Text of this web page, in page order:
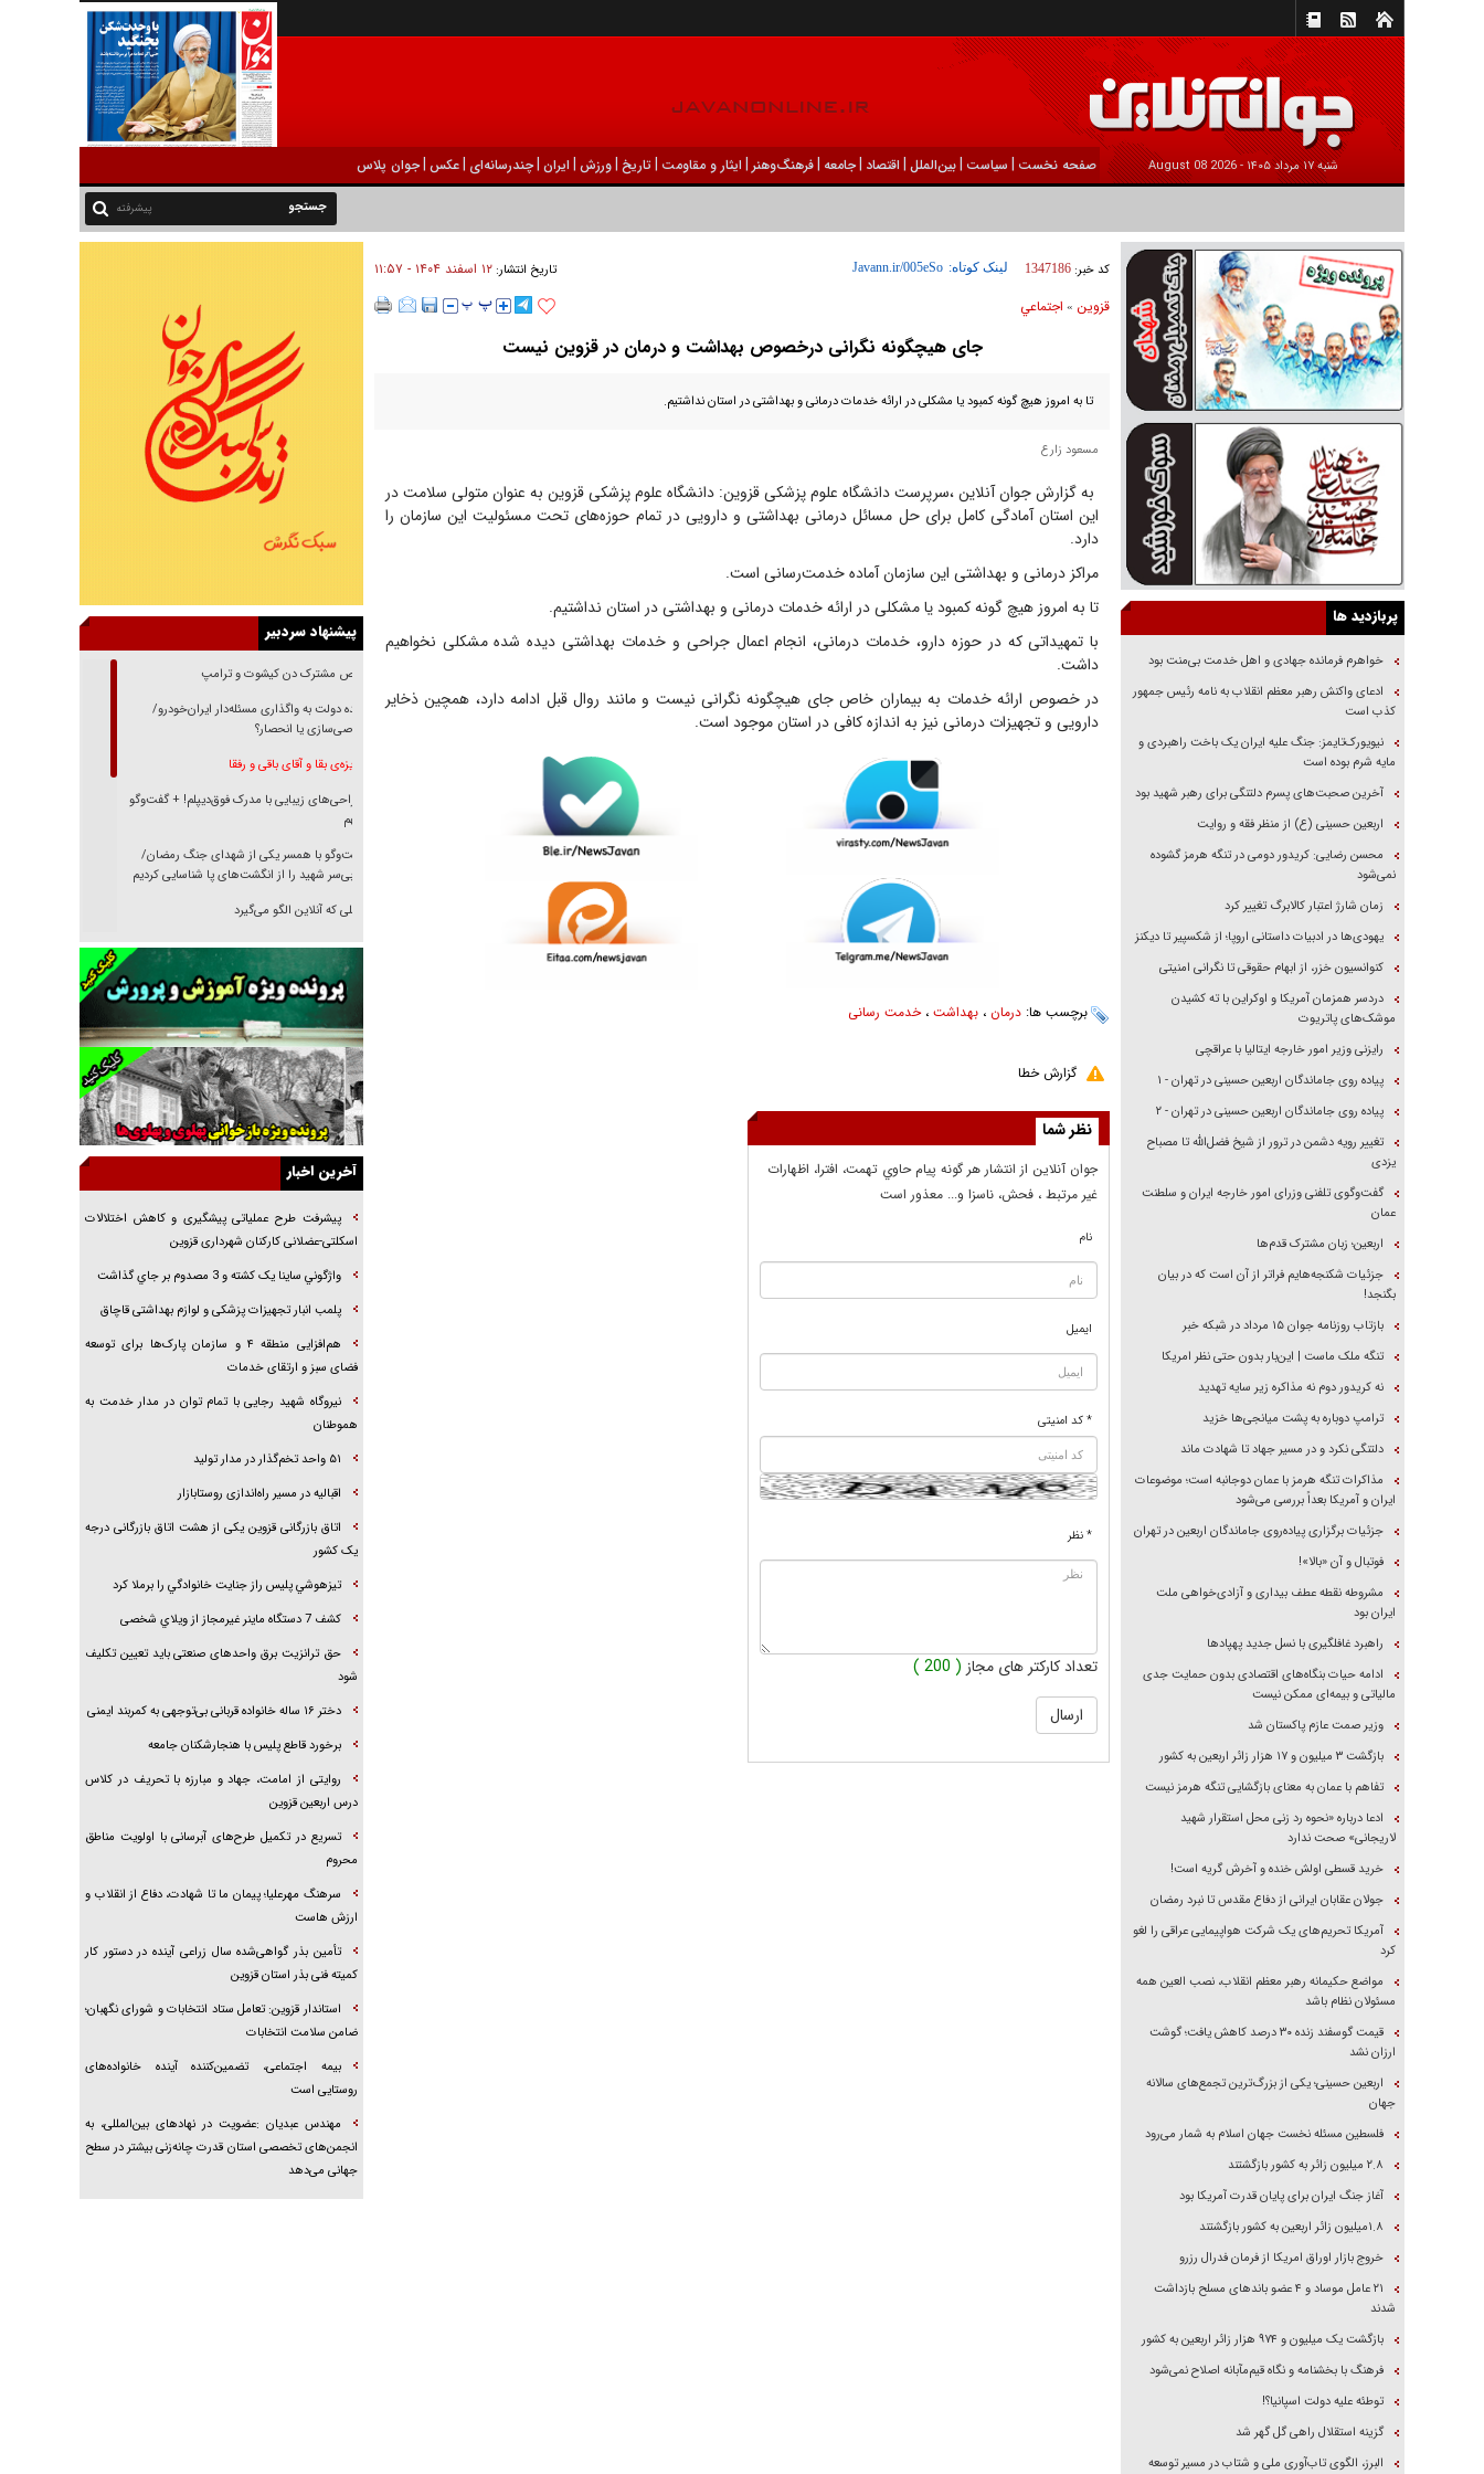
شنبه ۱۷ مرداد ۱۴۰۵ - 2026 August 08 صفحه نخست | سیاست |بين‌الملل | اقتصاد |جامعه |فرهنگ‌و‌هنر | ایثار و مقاومت |تاریخ |ورزش | ايران |چندرسانه‌ای |عکس |جوان پلاس
پیشرفته
کد خبر: 1347186 لینک کوتاه: تاریخ انتشار:۱۲ اسفند ۱۴۰۴ - ۱۱:۵۷
قزوین » اجتماعي
جای هیچگونه نگرانی درخصوص بهداشت و درمان در قزوین نیست
تا به امروز هیچ گونه کمبود یا مشکلی در ارائه خدمات درمانی و بهداشتی در استان نداشتیم.
مسعود زارع
به گزارش جوان آنلاین ،سرپرست دانشگاه علوم پزشکی قزوین: دانشگاه علوم پزشکی قزوین به عنوان متولی سلامت در
این استان آمادگی کامل برای حل مسائل درمانی بهداشتی و دارویی در تمام حوزه‌های تحت مسئولیت این سازمان را
دارد.
مراکز درمانی و بهداشتی این سازمان آماده خدمت‌رسانی است.
تا به امروز هیچ گونه کمبود یا مشکلی در ارائه خدمات درمانی و بهداشتی در استان نداشتیم.
با تمهیداتی که در حوزه دارو، خدمات درمانی، انجام اعمال جراحی و خدمات بهداشتی دیده شده مشکلی نخواهیم
داشت.
در خصوص ارائه خدمات به بیماران خاص جای هیچگونه نگرانی نیست و مانند روال قبل ادامه دارد، همچین ذخایر
دارویی و تجهیزات درمانی نیز به اندازه کافی در استان موجود است.
برچسب ها: درمان ، بهداشت،خدمت رسانی
گزارش خطا
نظر شما
جوان آنلاين از انتشار هر گونه پيام حاوي تهمت، افترا، اظهارات
غير مرتبط ، فحش، ناسزا و... معذور است
نام
ایمیل
* کد امنیتی
* نظر
تعداد کارکتر های مجاز ( 200 )
پربازدید ها
خواهرم فرمانده جهادی و اهل خدمت بی‌منت بود
ادعای واکنش رهبر معظم انقلاب به نامه رئیس جمهور
کذب است
نیویورک‌تایمز: جنگ علیه ایران یک باخت راهبردی و
مایه شرم بوده است
آخرین صحبت‌های پسرم دلتنگی برای رهبر شهید بود
اربعین حسینی (ع) از منظر فقه و روایت
محسن رضایی: کریدور دومی در تنگه هرمز گشوده
نمی‌شود
زمان شارژ اعتبار کالابرگ تغییر کرد
یهودی‌ها در ادبیات داستانی اروپا؛ از شکسپیر تا دیکنز
کنوانسیون خزر، از ابهام حقوقی تا نگرانی امنیتی
دردسر همزمان آمریکا و اوکراین با ته کشیدن
موشک‌های پاتریوت
رایزنی وزیر امور خارجه ایتالیا با عراقچی
پیاده روی جاماندگان اربعین حسینی در تهران - ۱
پیاده روی جاماندگان اربعین حسینی در تهران - ۲
تغییر رویه دشمن در ترور از شیخ فضل‌الله تا مصباح
یزدی
گفت‌وگوی تلفنی وزرای امور خارجه ایران و سلطنت
عمان
اربعین؛ زبان مشترک قدم‌ها
جزئیات شکنجه‌هایم فراتر از آن است که در بیان
بگنجد!
بازتاب روزنامه جوان ۱۵ مرداد در شبکه خبر
تنگه ملک ماست | این‌بار بدون حتی نظر امریکا
نه کریدور دوم نه مذاکره زیر سایه تهدید
ترامپ دوباره به پشت میانجی‌ها خزید
دلتنگی نکرد و در مسیر جهاد تا شهادت ماند
مذاکرات تنگه هرمز با عمان دوجانبه است؛ موضوعات
ایران و آمریکا بعداً بررسی می‌شود
جزئیات برگزاری پیاده‌روی جاماندگان اربعین در تهران
فوتبال و آن «بالا»!
مشروطه نقطه عطف بیداری و آزادی‌خواهی ملت
ایران بود
راهبرد غافلگیری با نسل جدید پهپاد‌ها
ادامه حیات بنگاه‌های اقتصادی بدون حمایت جدی
مالیاتی و بیمه‌ای ممکن نیست
وزیر صمت عازم پاکستان شد
بازگشت ۳ میلیون و ۱۷ هزار زائر اربعین به کشور
تفاهم با عمان به معنای بازگشایی تنگه هرمز نیست
ادعا درباره «نحوه رد زنی محل استقرار شهید
لاریجانی» صحت ندارد
خرید قسطی اولش خنده و آخرش گریه است!
جولان عقابان ایرانی از دفاع مقدس تا نبرد رمضان
آمریکا تحریم‌های یک شرکت هواپیمایی عراقی را لغو
کرد
مواضع حکیمانه رهبر معظم انقلاب، نصب العین همه
مسئولان نظام باشد
قیمت گوسفند زنده ۳۰ درصد کاهش یافت؛ گوشت
ارزان نشد
اربعین حسینی؛ یکی از بزرگ‌ترین تجمع‌های سالانه
جهان
فلسطین مسئله نخست جهان اسلام به شمار می‌رود
۲.۸ میلیون زائر به کشور بازگشتند
آغاز جنگ ایران برای پایان قدرت آمریکا بود
۱.۸میلیون زائر اربعین به کشور بازگشتند
خروج بازار اوراق امریکا از فرمان فدرال رزرو
۲۱ عامل موساد و ۴ عضو باند‌های مسلح بازداشت
شدند
بازگشت یک میلیون و ۹۷۴ هزار زائر اربعین به کشور
فرهنگ با بخشنامه و نگاه قیم‌مآبانه اصلاح نمی‌شود
توطئه علیه دولت اسپانیا؟!
گزینه استقلال راهی گل گهر شد
البرز، الگوی تاب‌آوری ملی و شتاب در مسیر توسعه
پیشنهاد سردبیر
رقص مشترک دن کیشوت و ترامپ
دنده دولت به واگذاری مسئله‌دار ایران‌خودرو/
خصوصی‌سازی یا انحصار؟
غریزه‌ی بقا و آقای باقی و رفقا
جراحی‌های زیبایی با مدرک فوق‌دیپلم! + گفت‌وگو
با متهم
گفت‌وگو با همسر یکی از شهدای جنگ رمضان/
پیکر بی‌سر شهید را از انگشت‌های پا شناسایی کردیم
نسلی که آنلاین الگو می‌گیرد
گفت‌وگو با آیت‌الله جاودان/ جفای مخالفان مکانت
معنوی رهبر شهید را ارتقا می‌داد
راننده مست به قانون می‌خندد
همه آقای دوربینی شده‌ایم!
قصه ناتمام سرویس مدارس
آیا مقاومت فلسطین خلع‌سلاح می‌شود؟
الگوی وحدت‌آفرین در ادراک سیاست خارجی
گفتگوی دکتر اخوان مدیرمسئول روزنامه جوان با
امام حسین (ع) کشته سیرت‌های عصر جاهلی شد
فریاد‌ها و ناله‌های دوستان مبارزدلم را آتش می‌زد
آخرین اخبار
پیشرفت طرح عملیاتی پیشگیری و کاهش اختلالات
اسکلتی-عضلانی کارکنان شهرداری قزوین
واژگوني ساينا يک کشته و 3 مصدوم بر جاي گذاشت
پلمب انبار تجهيزات پزشکی و لوازم بهداشتی قاچاق
هم‌افزایی منطقه ۴ و سازمان پارک‌ها برای توسعه
فضای سبز و ارتقای خدمات
نیروگاه شهید رجایی با تمام توان در مدار خدمت به
هموطنان
۵۱ واحد تخم‌گذار در مدار تولید
اقبالیه در مسیر راه‌اندازی روستابازار
اتاق بازرگانی قزوین یکی از هشت اتاق بازرگانی درجه
یک کشور
تيزهوشي پليس راز جنايت خانوادگي را برملا کرد
کشف 7 دستگاه ماينر غيرمجاز از ويلاي شخصی
حق ترانزیت برق واحدهای صنعتی باید تعیین تکلیف
شود
دختر ۱۶ ساله خانواده قربانی بی‌توجهی به کمربند ایمنی
برخورد قاطع پلیس با هنجارشکنان جامعه
روایتی از امامت، جهاد و مبارزه با تحریف در کلاس
درس اربعین قزوین
تسریع در تکمیل طرح‌های آبرسانی با اولویت مناطق
محروم
سرهنگ مهرعلیا؛ پیمان ما تا شهادت، دفاع از انقلاب و
ارزش هاست
تأمین بذر گواهی‌شده سال زراعی آینده در دستور کار
کمیته فنی بذر استان قزوین
استاندار قزوین: تعامل ستاد انتخابات و شورای نگهبان؛
ضامن سلامت انتخابات
بیمه اجتماعی، تضمین‌کننده آینده خانواده‌های
روستایی است
مهندس عبدیان :عضویت در نهادهای بین‌المللی، به
انجمن‌های تخصصی استان قدرت چانه‌زنی بیشتر در سطح
جهانی می‌دهد